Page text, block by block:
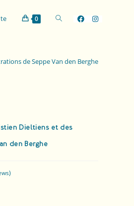
0
de Seppe Van den Berghe
Dieltiens et des
den Berghe